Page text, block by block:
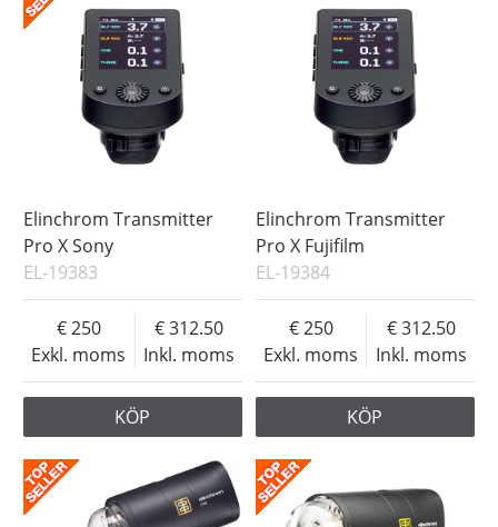
Elinchrom Transmitter
Pro X Sony
EL-19383
Exkl. moms
250
Inkl. moms
312.50
KÖP
Elinchrom Transmitter
Pro X Fujifilm
EL-19384
Exkl. moms
250
Inkl. moms
312.50
KÖP